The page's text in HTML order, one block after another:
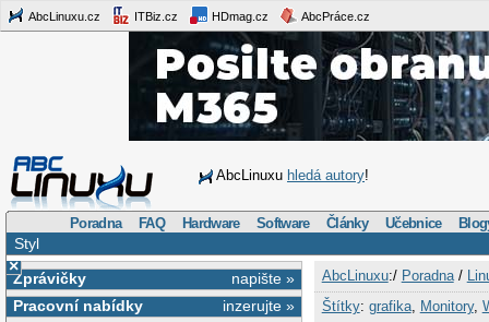
AbcLinuxu.cz ITBiz.cz HDmag.cz AbcPráce.cz
AbcLinuxu hledá autory!
Poradna FAQ Hardware Software Články Učebnice
Styl
×
napište »
Zprávičky
inzerujte »
Pracovní nabídky
AbcLinuxu:/ Poradna/
Štítky: grafika, Monitory,